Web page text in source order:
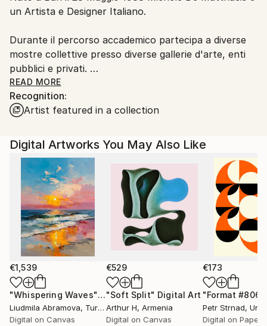
Customs:
country's regulations for exporting valuable
artworks.
un Artista e Designer Italiano.
Durante il percorso accademico partecipa a diverse
mostre collettive presso diverse gallerie d'arte, enti
pubblici e privati.
Dal 2009 inizia le sue ricerche sul mondo
microscopico, tema di grande ispirazione ancora
Nel 2010 si trasferisce a Milano dove studia Product
Design presso lo IED.
Durante gli studi si concentra sulla ricerca di varie
forme di espressione e tecniche artistiche innovative.
Finiti gli studi nel 2013 inizia a collaborare in diversi
studi di architettura e aziende di design portando
avanti la produzione di opere d'arte tra scultura,
stampe d'arte e dipinti.
​
READ MORE
Recognition:
Artist featured in a collection
Digital Artworks You May Also Like
€1,539
"Whispering Waves"Digital Art
Liudmila Abramova, Turkey
Digital on Canvas
€529
"Soft Split" Digital Art
Arthur H, Armenia
Digital on Canvas
€173
"Format #806"
Petr Strnad,
Digital on Paper